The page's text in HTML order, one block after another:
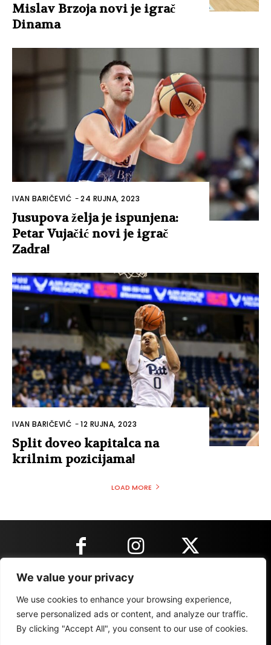
We value your privacy
We use cookies to enhance your browsing experience,
serve personalized ads or content, and analyze our traffic.
By clicking "Accept All", you consent to our use of cookies.
Mislav Brzoja novi je igrač
Dinama
IVAN BARIČEVIĆ -24 RUJNA, 2023
Jusupova želja je ispunjena:
Petar Vujačić novi je igrač
Zadra!
IVAN BARIČEVIĆ -12 RUJNA, 2023
Split doveo kapitalca na
krilnim pozicijama!
LOAD MORE
KONTAKT INFORMACIJE
IMPRESSUM MARKETING REZULTATI